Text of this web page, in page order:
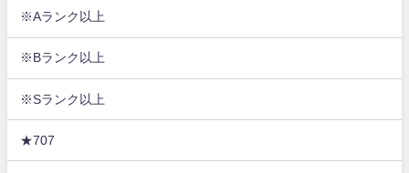
※Aランク以上
※Bランク以上
※Sランク以上
★707